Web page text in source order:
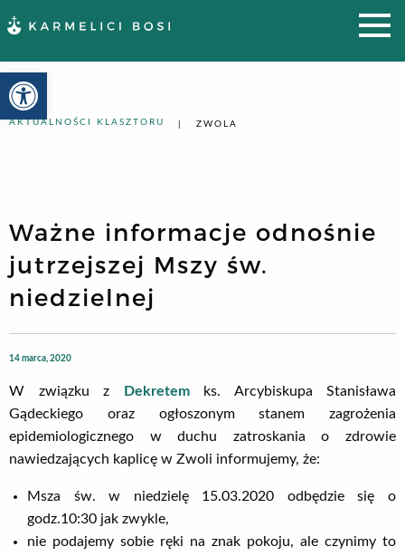
Otwórz pasek narzędzi
AKTUALNOŚCI KLASZTORU ZWOLA
Ważne informacje odnośnie
jutrzejszej Mszy św.
niedzielnej
14 marca, 2020
W związku z Dekretem
ks. Arcybiskupa Stanisława
Gądeckiego oraz ogłoszonym stanem zagrożenia
epidemiologicznego w duchu zatroskania o zdrowie
nawiedzających kaplicę w Zwoli informujemy, że:
Msza św. w niedzielę 15.03.2020 odbędzie się o
godz.10:30 jak zwykle,
nie podajemy sobie ręki na znak pokoju, ale czynimy to